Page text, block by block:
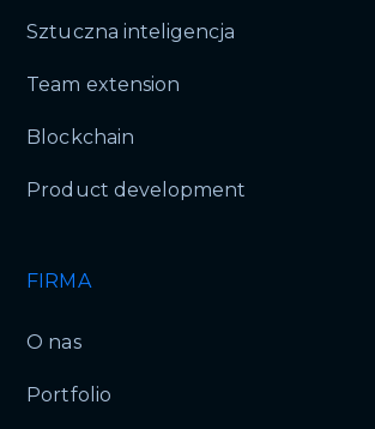
Sztuczna inteligencja
Team extension
Blockchain
Product development
FIRMA
O nas
Portfolio